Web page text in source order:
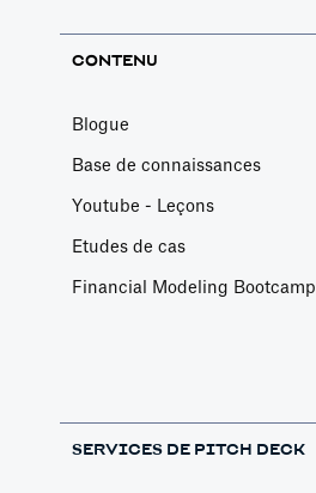
CONTENU
Blogue
Base de connaissances
Youtube - Leçons
Etudes de cas
Financial Modeling Bootcamp
SERVICES DE PITCH DECK